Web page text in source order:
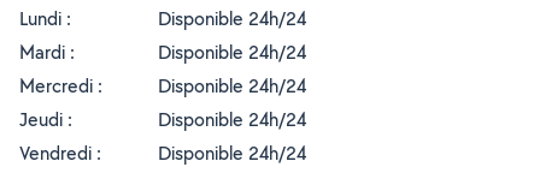
Lundi :
Disponible 24h/24
Mardi :
Disponible 24h/24
Mercredi :
Disponible 24h/24
Jeudi :
Disponible 24h/24
Vendredi :
Disponible 24h/24